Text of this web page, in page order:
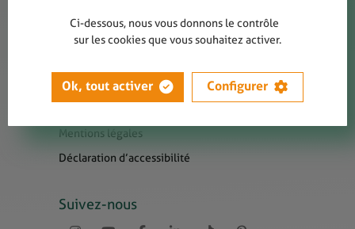
Presse
Liens utiles
Mentions légales
Déclaration d’accessibilité
Suivez-nous
Ci-dessous, nous vous donnons le contrôle
sur les cookies que vous souhaitez activer.
Ok, tout activer Configurer